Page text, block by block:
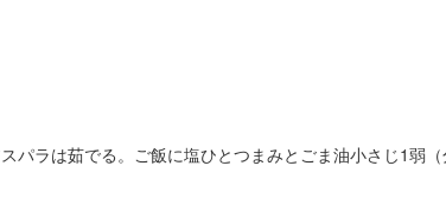
パラは茹でる。ご飯に塩ひとつまみとごま油小さじ1弱（